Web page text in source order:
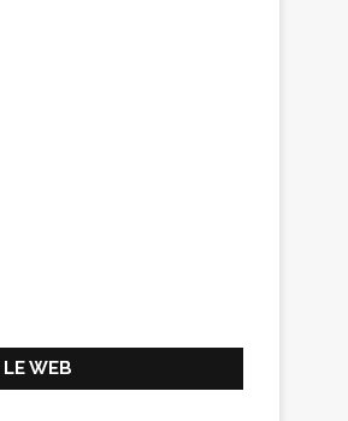
WEB